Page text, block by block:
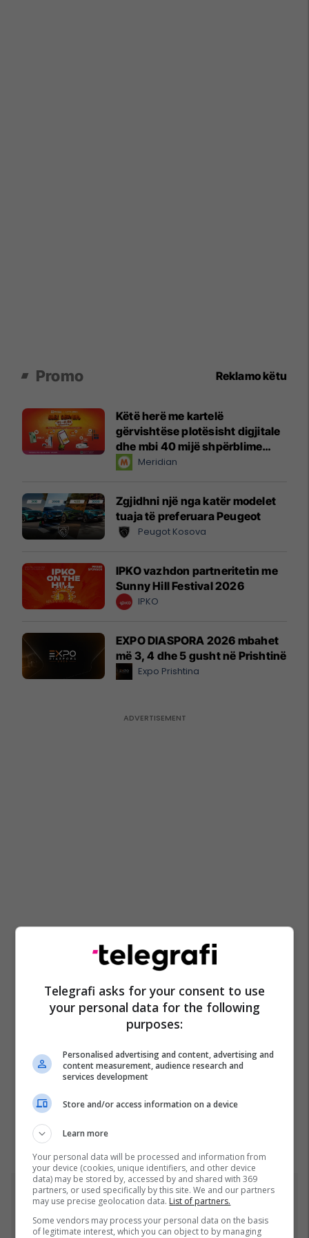
Promo Reklamo këtu
Këtë herë me kartelë
gërvishtëse plotësisht digjitale
dhe mbi 40 mijë shpërblime
instant!Meridian
Zgjidhni një nga katër modelet
tuaja të preferuara Peugeot
Peugot Kosova
IPKO vazhdon partneritetin me
Sunny Hill Festival 2026
IPKO
EXPO DIASPORA 2026 mbahet
më 3, 4 dhe 5 gusht në Prishtinë
Expo Prishtina
Top 5
Fjalët e para të Joshuas
Telegrafi asks for your consent to use
your personal data for the following
purposes:
Personalised advertising and content, advertising and
content measurement, audience research and
services development
Store and/or access information on a device
Learn more
Your personal data will be processed and information from
your device (cookies, unique identifiers, and other device
data) may be stored by, accessed by and shared with 369
partners, or used specifically by this site. We and our partners
may use precise geolocation data. List of partners.
Some vendors may process your personal data on the basis
of legitimate interest, which you can object to by managing